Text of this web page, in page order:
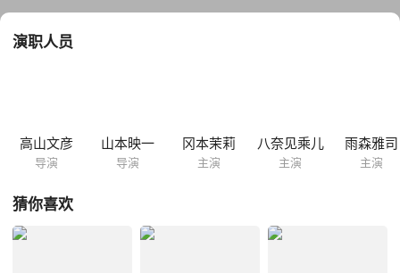
人、没有心的铁皮人和没有胆量的狮子，四人结成了旅伴。稻草人想要得
演职人员
高山文彦
导演
山本映一
导演
冈本茉莉
主演
八奈见乘儿
主演
雨森雅司
主演
猜你喜欢